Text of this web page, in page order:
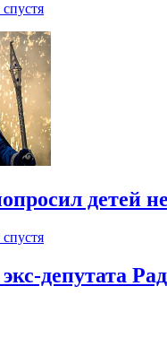
спустя
детей
спустя
депутата